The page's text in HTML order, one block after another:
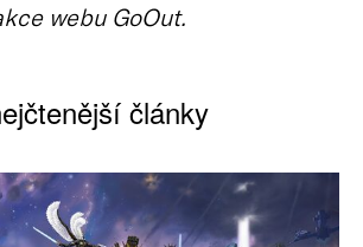
webu GoOut.
články